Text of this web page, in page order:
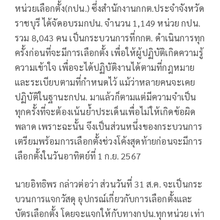
หน่วยเลือกตั้ง(กปน.) ซึ่งสำนักงานกกต.ประจำจังหวัด
ราชบุรี ได้จัดอบรมกปน. จำนวน 1,149 หน่วย กปน.
รวม 8,043 คน เป็นกระบวนการที่กกต. ดำเนินการทุก
ครั้งก่อนที่จะมีการเลือกตั้ง เพื่อให้ผู้ปฏิบัติเกิดความรู้
ความเข้าใจ เพื่อจะได้ปฏิบัติงานได้ตามที่กฎหมาย
และระเบียบตามที่กำหนดไว้ แม้ว่าหลายคนจะเคย
ปฏิบัติในฐานะกปน. มาแล้วก็ตามแต่มีความจำเป็น
ทุกครั้งที่จะต้องเน้นย้ำประเด็นเพื่อไม่ให้เกิดข้อผิด
พลาด เพราะฉะนั้น จึงเป็นส่วนหนึ่งของกระบวนการ
เตรียมพร้อมการเลือกตั้งช่วงโค้งสุดท้ายก่อนจะมีการ
เลือกตั้งในวันอาทิตย์ที่ 1 ก.ย. 2567
นายอิทธิพร กล่าวต่อว่า ส่วนวันที่ 31 ส.ค. จะเป็นกระ
บวนการแจกวัสดุ อุปกรณ์เกี่ยวกับการเลือกตั้งและ
บัตรเลือกตั้ง โดยจะแจกให้กับทางกปน.ทุกหน่วย เท่า